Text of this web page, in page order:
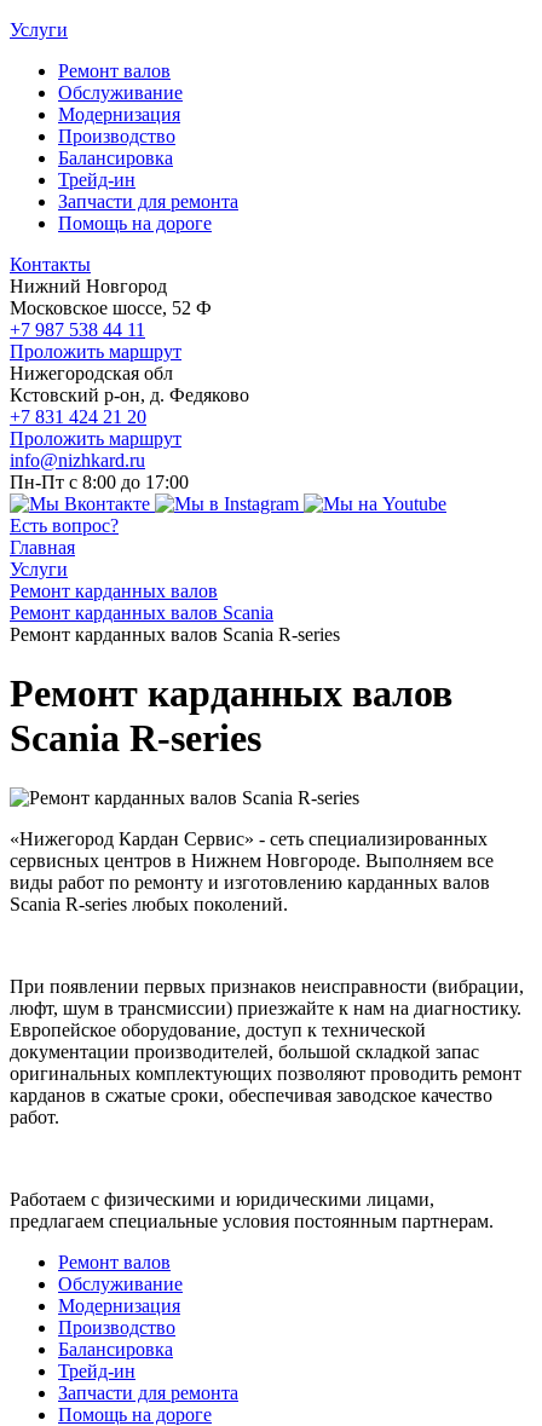
Услуги
Ремонт валов
Обслуживание
Модернизация
Производство
Балансировка
Трейд-ин
Запчасти для ремонта
Помощь на дороге
Контакты
Нижний Новгород
Московское шоссе, 52 Ф
+7 987 538 44 11
Проложить маршрут
Нижегородская обл
Кстовский р-он, д. Федяково
+7 831 424 21 20
Проложить маршрут
info@nizhkard.ru
Пн-Пт с 8:00 до 17:00
Есть вопрос?
Главная
Услуги
Ремонт карданных валов
Ремонт карданных валов Scania
Ремонт карданных валов Scania R-series
Ремонт карданных валов
Scania R-series
«Нижегород Кардан Сервис» - сеть специализированных
сервисных центров в Нижнем Новгороде. Выполняем все
виды работ по ремонту и изготовлению карданных валов
Scania R-series любых поколений.
При появлении первых признаков неисправности (вибрации,
люфт, шум в трансмиссии) приезжайте к нам на диагностику.
Европейское оборудование, доступ к технической
документации производителей, большой складкой запас
оригинальных комплектующих позволяют проводить ремонт
карданов в сжатые сроки, обеспечивая заводское качество
работ.
Работаем с физическими и юридическими лицами,
предлагаем специальные условия постоянным партнерам.
Ремонт валов
Обслуживание
Модернизация
Производство
Балансировка
Трейд-ин
Запчасти для ремонта
Помощь на дороге